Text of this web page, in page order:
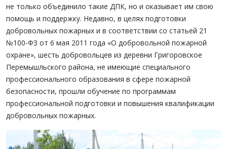
не только объединило такие ДПК, но и оказывает им свою
помощь и поддержку. Недавно, в целях подготовки
добровольных пожарных и в соответствии со статьей 21
№100-ФЗ от 6 мая 2011 года «О добровольной пожарной
охране», шесть добровольцев из деревни Григоровское
Перемышльского района, не имеющие специального
профессионального образования в сфере пожарной
безопасности, прошли обучение по программам
профессиональной подготовки и повышения квалификации
добровольных пожарных.